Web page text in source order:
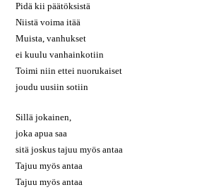
Pidä kii päätöksistä
Niistä voima itää
Muista, vanhukset
ei kuulu vanhainkotiin
Toimi niin ettei nuorukaiset
joudu uusiin sotiin
Sillä jokainen,
joka apua saa
sitä joskus tajuu myös antaa
Tajuu myös antaa
Tajuu myös antaa